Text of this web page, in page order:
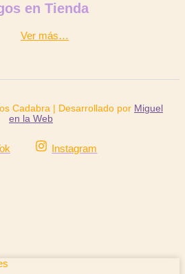
en Tienda
Ver más…
Cadabra | Desarrollado por Miguel
en la Web
Instagram